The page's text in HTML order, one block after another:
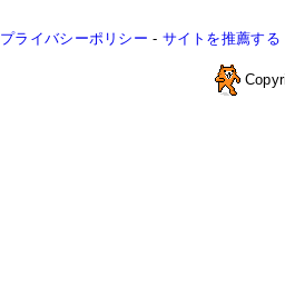
プライバシーポリシー - サイトを推薦する